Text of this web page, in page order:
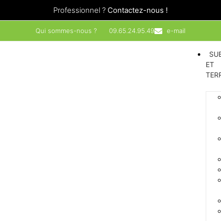
Professionnel ? Contactez-nous !
Qui sommes-nous ? 09.65.24.95.49 e-mail
ET